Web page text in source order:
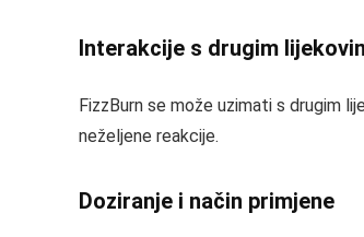
Interakcije s drugim
FizzBurn se može uzimati s drugim
neželjene reakcije.
Doziranje i način primjene